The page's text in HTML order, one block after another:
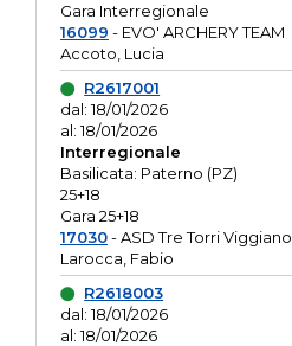
Gara Interregionale
16099 - EVO' ARCHERY TEAM
Accoto, Lucia
R2617001
dal: 18/01/2026
al: 18/01/2026
Interregionale
Basilicata: Paterno (PZ)
25+18
Gara 25+18
17030- ASD Tre Torri Viggiano
Larocca, Fabio
R2618003
dal: 18/01/2026
al: 18/01/2026